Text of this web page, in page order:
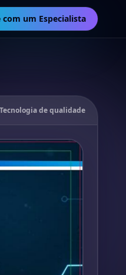
com um Especialista
Tecnologia de qualidade